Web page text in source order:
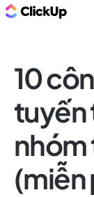
10
tuyến
nhóm
(miễn